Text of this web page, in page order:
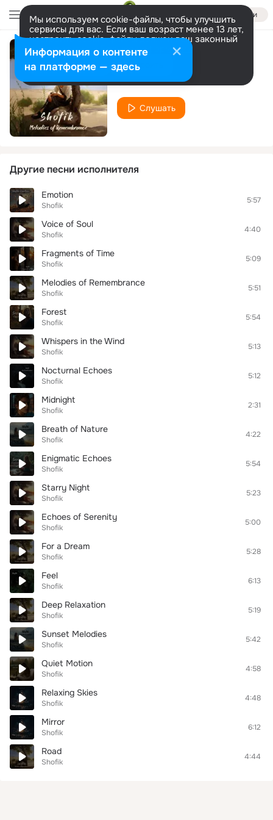
Войти
Мы используем cookie-файлы, чтобы улучшить
сервисы для вас. Если ваш возраст менее 13 лет,
настроить cookie-файлы должен ваш законный
представитель. Больше информации
Разрешить все Настроить
Dream
Shofik
Слушать
Другие песни исполнителя
Emotion
Shofik
5:57
Voice of Soul
Shofik
4:40
Fragments of Time
Shofik
5:09
Melodies of Remembrance
Shofik
5:51
Forest
Shofik
5:54
Whispers in the Wind
Shofik
5:13
Nocturnal Echoes
Shofik
5:12
Midnight
Shofik
2:31
Breath of Nature
Shofik
4:22
Enigmatic Echoes
Shofik
5:54
Starry Night
Shofik
5:23
Echoes of Serenity
Shofik
5:00
For a Dream
Shofik
5:28
Feel
Shofik
6:13
Deep Relaxation
Shofik
5:19
Sunset Melodies
Shofik
5:42
Quiet Motion
Shofik
4:58
Relaxing Skies
Shofik
4:48
Mirror
Shofik
6:12
Road
Shofik
4:44
Информация о контенте
на платформе — здесь